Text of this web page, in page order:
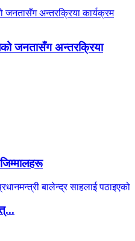
जनतासँग अन्तरक्रिया